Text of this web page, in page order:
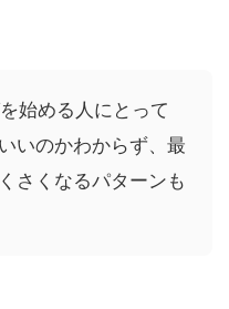
始める人にとって
いのかわからず、最
さくなるパターンも